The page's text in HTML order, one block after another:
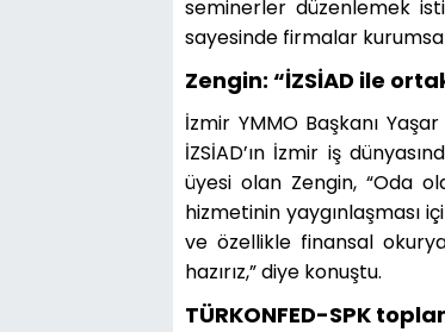
seminerler düzenlemek
sayesinde firmalar
Zengin: “İZSİAD ile
İzmir YMMO Başkanı
İZSİAD’ın İzmir iş
üyesi olan Zengin, “Oda
hizmetinin yaygınlaşması
ve özellikle finansal
hazırız,” diye konuştu.
TÜRKONFED-SPK